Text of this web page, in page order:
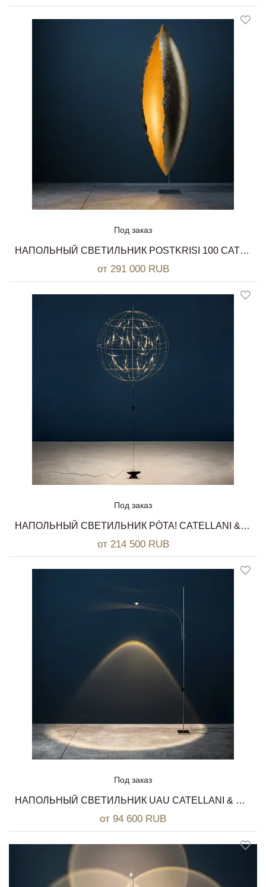
Под заказ
НАПОЛЬНЫЙ СВЕТИЛЬНИК POSTKRISI 100 CATELLANI & SMITH
от 291 000 RUB
Под заказ
НАПОЛЬНЫЙ СВЕТИЛЬНИК PÒTA! CATELLANI & SMITH
от 214 500 RUB
Под заказ
НАПОЛЬНЫЙ СВЕТИЛЬНИК UAU CATELLANI & SMITH
от 94 600 RUB